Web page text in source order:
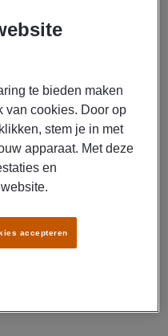
be responsible for the
for shipment
using a hand
systems
te bieden maken
van cookies. Door op
stem je in met
apparaat. Met deze
en
accepteren